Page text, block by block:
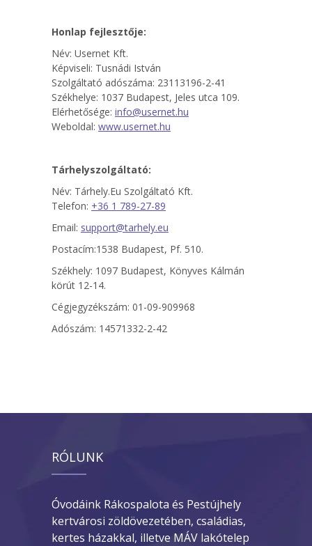
Honlap fejlesztője:
Név: Usernet Kft.
Képviseli: Tusnádi István
Szolgáltató adószáma: 23113196-2-41
Székhelye: 1037 Budapest, Jeles utca 109.
Elérhetősége: info@usernet.hu
Weboldal: www.usernet.hu
Tárhelyszolgáltató:
Név: Tárhely.Eu Szolgáltató Kft.
Telefon: +36 1 789-27-89
Email: support@tarhely.eu
Postacím:1538 Budapest, Pf. 510.
Székhely: 1097 Budapest, Könyves Kálmán
körút 12-14.
Cégjegyzékszám: 01-09-909968
Adószám: 14571332-2-42
RÓLUNK
Óvodáink Rákospalota és Pestújhely
kertvárosi zöldövezetében, családias,
kertes házakkal, illetve MÁV lakótelep